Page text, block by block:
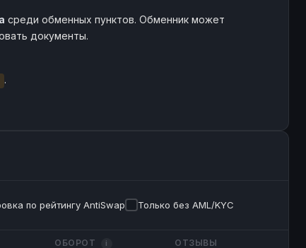
среди обменных пунктов. Обменник может
документы.
.
по рейтингу AntiSwap Только без AML/KYC
ОБОРОТ i ОТЗЫВЫ